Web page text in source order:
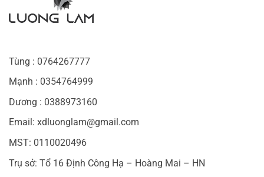
Tùng : 0764267777
Mạnh : 0354764999
Dương : 0388973160
Email: xdluonglam@gmail.com
MST: 0110020496
Trụ sở: Tổ 16 Định Công Hạ – Hoàng Mai – HN